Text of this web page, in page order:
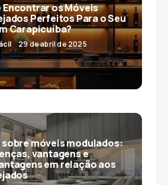
Encontrar os Móveis
Perfeitos Para o Seu
Carapicuíba?
29 de abril de 2025
sobre móveis modulados:
vantagens e
em relação aos